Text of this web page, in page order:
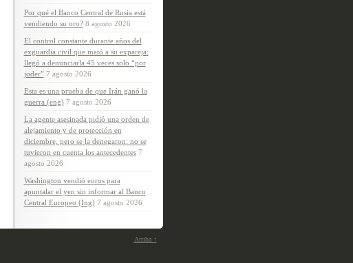
Por qué el Banco Central de Rusia está
vendiendo su oro? 8 agosto 2026
El control constante durante años del
exguardia civil que mató a su expareja:
llegó a denunciarla 45 veces solo “por
joder” 7 agosto 2026
Esta es una prueba de que Irán ganó la
guerra (eng) 7 agosto 2026
La agente asesinada pidió una orden de
alejamiento y de protección en
diciembre, pero se la denegaron: no se
tuvieron en cuenta los antecedentes 7
agosto 2026
Washington vendió euros para
apuntalar el yen sin informar al Banco
Central Europeo (Ing) 7 agosto 2026
Arriba ↑